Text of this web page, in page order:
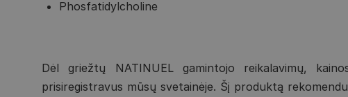
Phosfatidylcholine
Dėl griežtų NATINUEL gamintojo reikalavimų,
prisiregistravus mūsų svetainėje. Šį produktą